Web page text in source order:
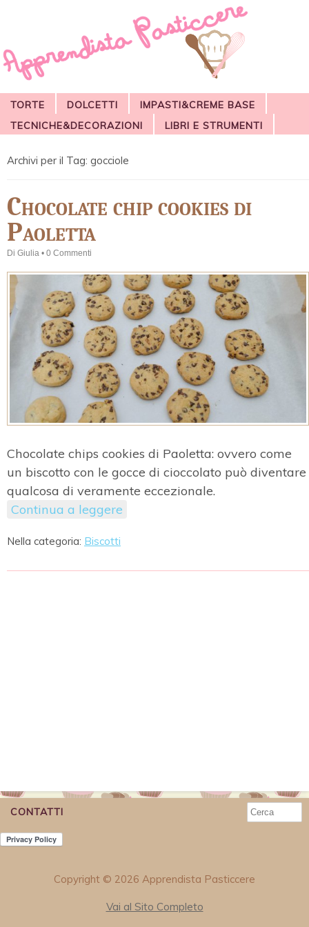
TORTE DOLCETTI
IMPASTI&CREME BASE
TECNICHE&DECORAZIONI
LIBRI E STRUMENTI
Archivi per il Tag: gocciole
Chocolate chip cookies di
Paoletta
Di Giulia • 0 Commenti
Chocolate chips cookies di Paoletta: ovvero come
un biscotto con le gocce di cioccolato può diventare
qualcosa di veramente eccezionale.
Continua a leggere
Nella categoria: Biscotti
CONTATTI
Copyright © 2026 Apprendista Pasticcere
Vai al Sito Completo